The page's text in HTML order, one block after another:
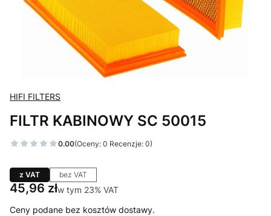
HIFI FILTERS
FILTR KABINOWY SC 50015
0.00(Oceny: 0 Recenzje: 0)
z VAT bez VAT
Cena
45,96 złw tym 23% VAT
w tym 23% VAT
Ceny podane bez kosztów dostawy.